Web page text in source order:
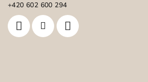
+420 602 600 294